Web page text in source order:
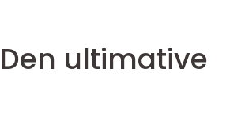
ultimative